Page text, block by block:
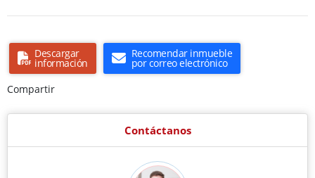
Descargar
información
Recomendar inmueble
por correo electrónico
Compartir
Contáctanos